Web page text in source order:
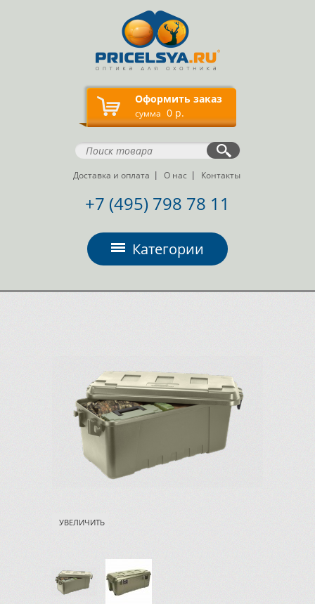
Оформить заказ
сумма 0 р.
Доставка и оплата О нас Контакты
+7 (495) 798 78 11
Категории
УВЕЛИЧИТЬ